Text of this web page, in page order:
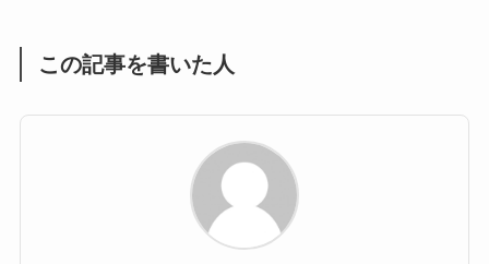
この記事を書いた人